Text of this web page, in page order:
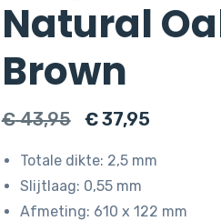
Natural
Brown
€43,95
Oorspronkelijke
was:
€ 43,95.
€37,95Huidige
€ 37,95.
Totale dikte: 2,5 mm
Slijtlaag: 0,55 mm
Afmeting: 610 x 122 mm